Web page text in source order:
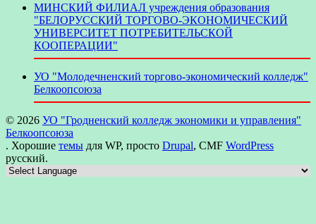
МИНСКИЙ ФИЛИАЛ учреждения образования
"БЕЛОРУССКИЙ ТОРГОВО-ЭКОНОМИЧЕСКИЙ
УНИВЕРСИТЕТ ПОТРЕБИТЕЛЬСКОЙ
КООПЕРАЦИИ"
УО "Молодечненский торгово-экономический колледж"
Белкоопсоюза
© 2026 УО "Гродненский колледж экономики и управления"
Белкоопсоюза
. Хорошие темы для WP, просто Drupal, CMF WordPress
русский.